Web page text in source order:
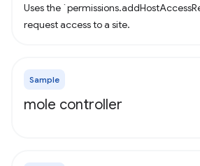
Uses the
request access to a site.
Sample
mole controller